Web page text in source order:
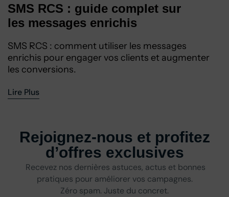
SMS RCS : guide complet sur
les messages enrichis
SMS RCS : comment utiliser les messages
enrichis pour engager vos clients et augmenter
les conversions.
Lire Plus
Rejoignez-nous et profitez
d’offres exclusives
Recevez nos dernières astuces, actus et bonnes
pratiques pour améliorer vos campagnes.
Zéro spam. Juste du concret.